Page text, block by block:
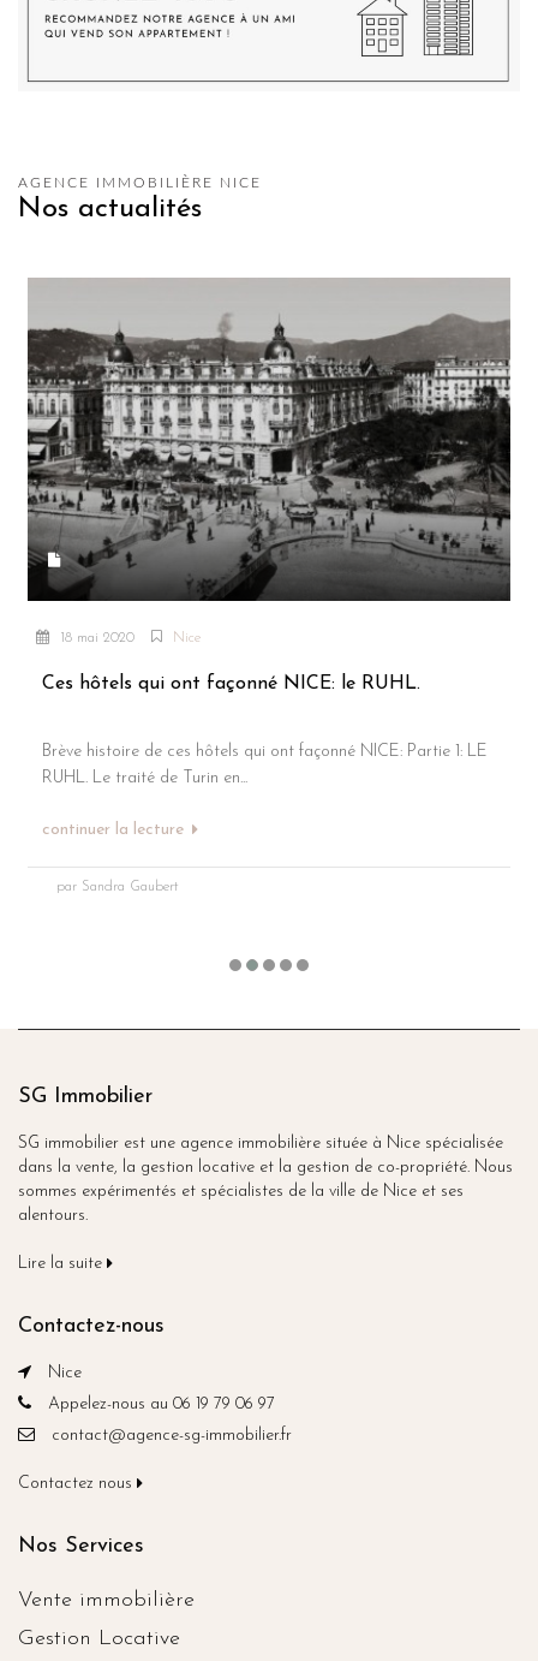
AGENCE IMMOBILIÈRE NICE
Nos actualités
18 mai 2020 Nice
Ces hôtels qui ont façonné NICE: le RUHL.
Brève histoire de ces hôtels qui ont façonné NICE: Partie 1: LE
RUHL. Le traité de Turin en...
continuer la lecture
par Sandra Gaubert
SG Immobilier
SG immobilier est une agence immobilière située à Nice spécialisée
dans la vente, la gestion locative et la gestion de co-propriété. Nous
sommes expérimentés et spécialistes de la ville de Nice et ses
alentours.
Lire la suite
Contactez-nous
Nice
Appelez-nous au 06 19 79 06 97
contact@agence-sg-immobilier.fr
Contactez nous
Nos Services
Vente immobilière
Gestion Locative